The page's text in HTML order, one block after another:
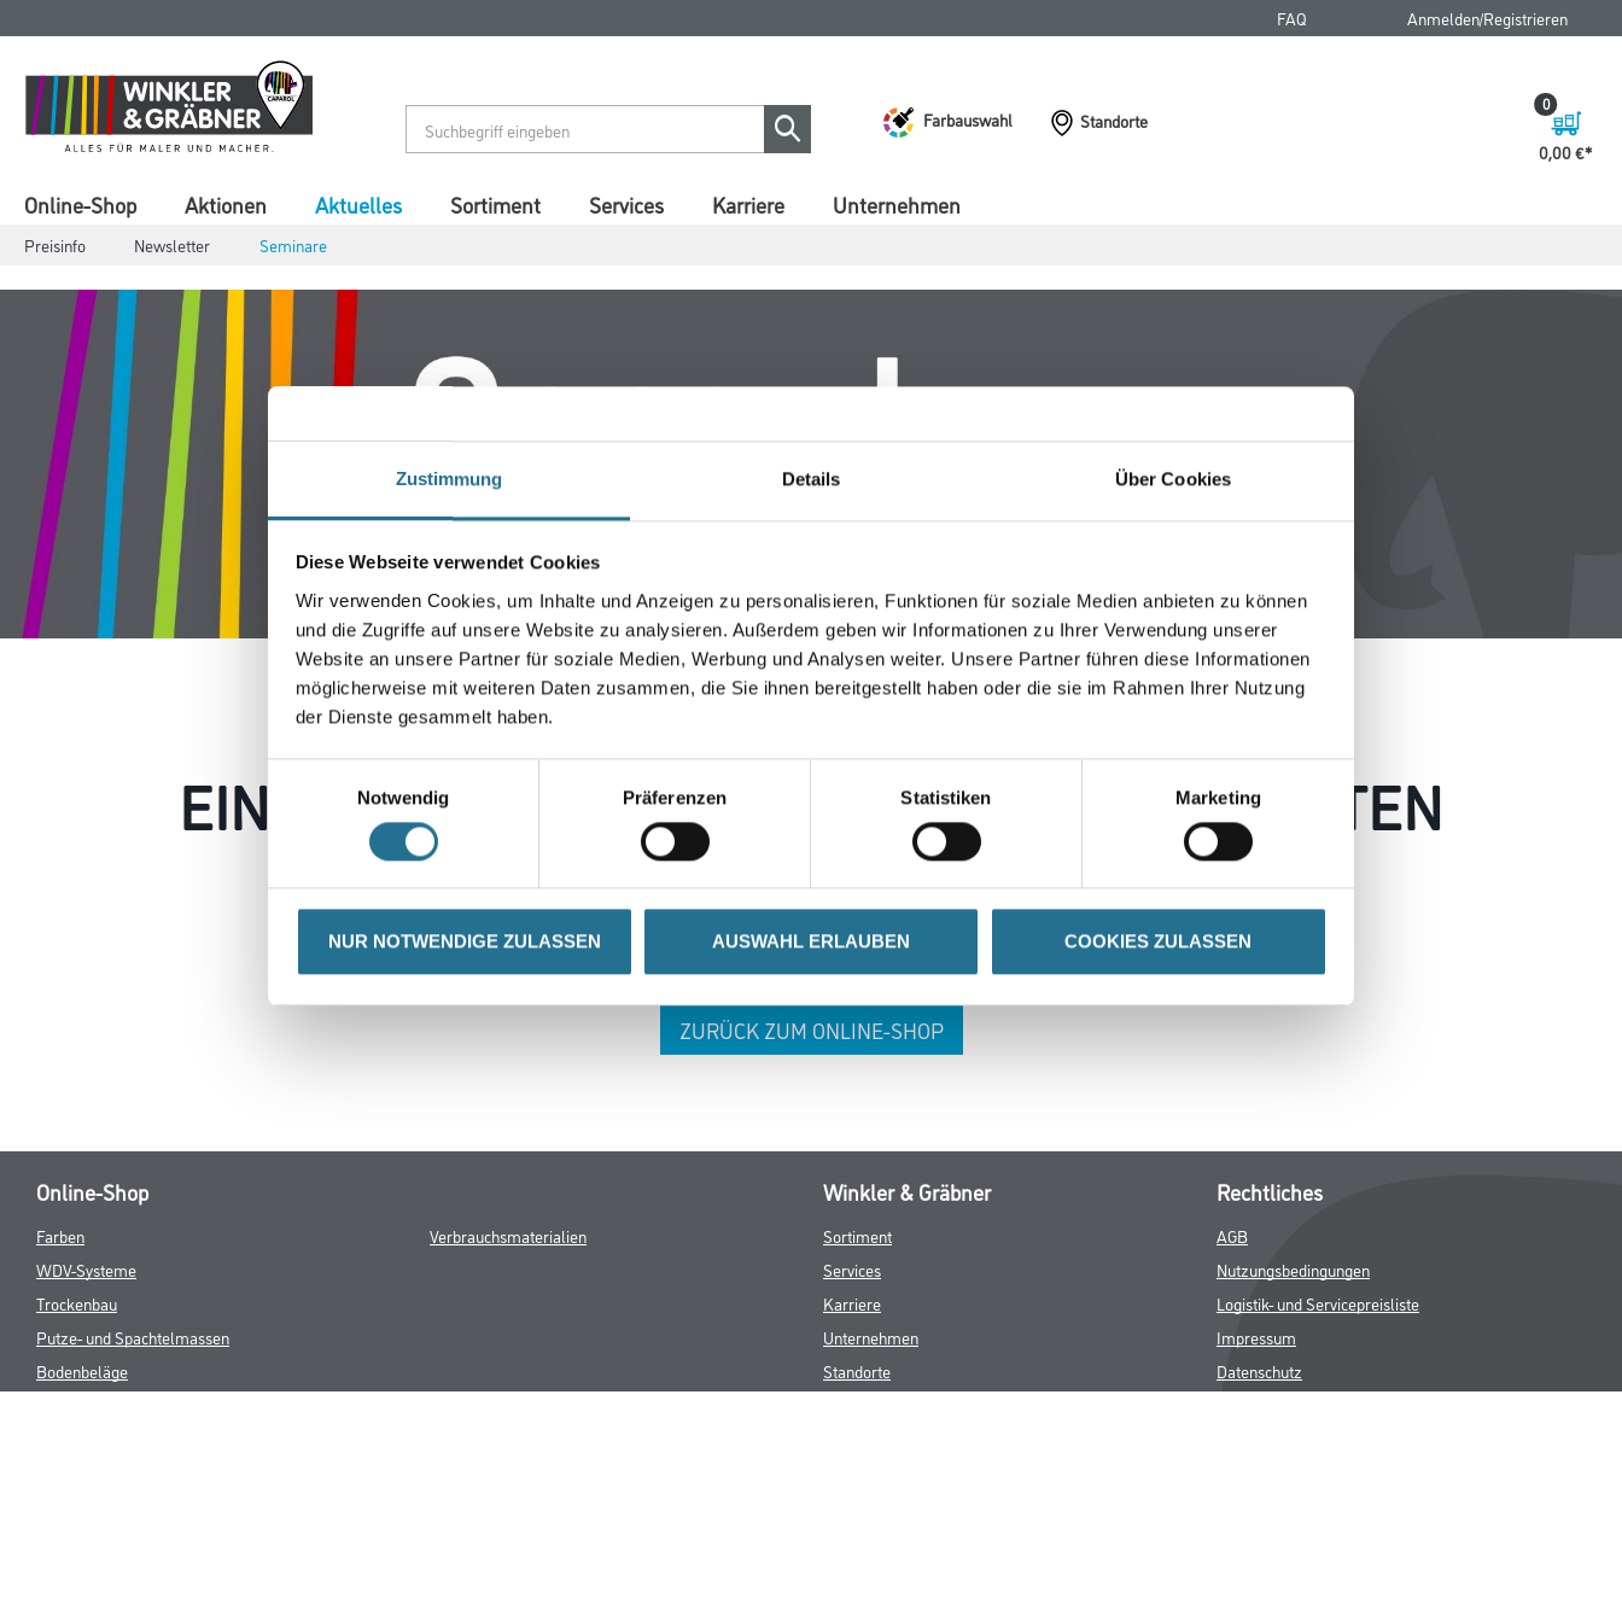
Zustimmung Details Über Cookies
Diese Webseite verwendet Cookies
Wir verwenden Cookies, um Inhalte und Anzeigen zu personalisieren, Funktionen für soziale Medien anbieten zu können
und die Zugriffe auf unsere Website zu analysieren. Außerdem geben wir Informationen zu Ihrer Verwendung unserer
Website an unsere Partner für soziale Medien, Werbung und Analysen weiter. Unsere Partner führen diese Informationen
möglicherweise mit weiteren Daten zusammen, die Sie ihnen bereitgestellt haben oder die sie im Rahmen Ihrer Nutzung
der Dienste gesammelt haben.
Notwendig
Präferenzen Statistiken Marketing
NUR NOTWENDIGE ZULASSEN AUSWAHL ERLAUBEN COOKIES ZULASSEN
springen
springen
FAQ Anmelden/Registrieren
Farbauswahl
Standorte
0,00 €
0
Online-Shop Aktionen Aktuelles
Preisinfo Newsletter Seminare
Sortiment Services Karriere Unternehmen
EIN KLEINER ZWISCHENFALL IST AUFGETRETEN
Erkunden Sie in der Zwischenzeit unseren Online-Shop und lassen Sie sich inspirieren.
ZURÜCK ZUM ONLINE-SHOP
Online-Shop
Farben
WDV-Systeme
Trockenbau
Putze- und Spachtelmassen
Bodenbeläge
Verbrauchsmaterialien
Winkler & Gräbner
Sortiment
Services
Karriere
Unternehmen
Standorte
Rechtliches
AGB
Nutzungsbedingungen
Logistik- und Servicepreisliste
Impressum
Datenschutz